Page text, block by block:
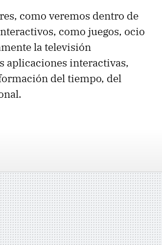
como veremos dentro de
como juegos, ocio
la televisión
aplicaciones interactivas,
del tiempo, del